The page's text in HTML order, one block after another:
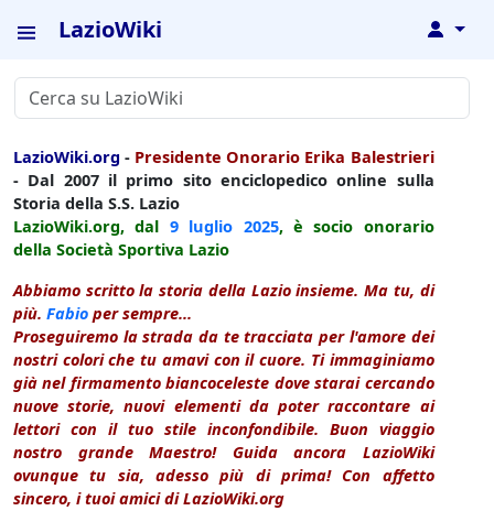
LazioWiki ↓
LazioWiki.org - Presidente Onorario Erika Balestrieri
- Dal 2007 il primo sito enciclopedico online sulla
Storia della S.S. Lazio
LazioWiki.org, dal 9 luglio 2025, è socio onorario
della Società Sportiva Lazio
Abbiamo scritto la storia della Lazio insieme. Ma tu, di
più. Fabio per sempre...
Proseguiremo la strada da te tracciata per l'amore dei
nostri colori che tu amavi con il cuore. Ti immaginiamo
già nel firmamento biancoceleste dove starai cercando
nuove storie, nuovi elementi da poter raccontare ai
lettori con il tuo stile inconfondibile. Buon viaggio
nostro grande Maestro! Guida ancora LazioWiki
ovunque tu sia, adesso più di prima! Con affetto
sincero, i tuoi amici di LazioWiki.org